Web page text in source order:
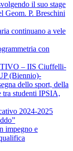
il suo stage
Geom. P. Breschini
continuano a vele
con
– IIS Ciuffelli-
(Biennio)-
dello sport, della
tra studenti IPSIA,
2024-2025
impegno e